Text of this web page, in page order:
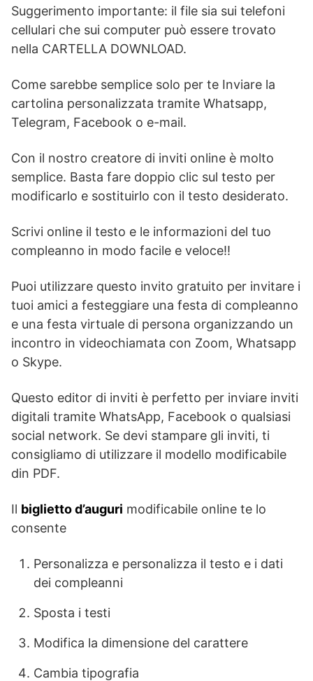
Suggerimento importante: il file sia sui telefoni
cellulari che sui computer può essere trovato
nella CARTELLA DOWNLOAD.
Come sarebbe semplice solo per te Inviare la
cartolina personalizzata tramite Whatsapp,
Telegram, Facebook o e-mail.
Con il nostro creatore di inviti online è molto
semplice. Basta fare doppio clic sul testo per
modificarlo e sostituirlo con il testo desiderato.
Scrivi online il testo e le informazioni del tuo
compleanno in modo facile e veloce!!
Puoi utilizzare questo invito gratuito per invitare i
tuoi amici a festeggiare una festa di compleanno
e una festa virtuale di persona organizzando un
incontro in videochiamata con Zoom, Whatsapp
o Skype.
Questo editor di inviti è perfetto per inviare inviti
digitali tramite WhatsApp, Facebook o qualsiasi
social network. Se devi stampare gli inviti, ti
consigliamo di utilizzare il modello modificabile
din PDF.
Il biglietto d’auguri modificabile online te lo
consente
Personalizza e personalizza il testo e i dati
dei compleanni
Sposta i testi
Modifica la dimensione del carattere
Cambia tipografia